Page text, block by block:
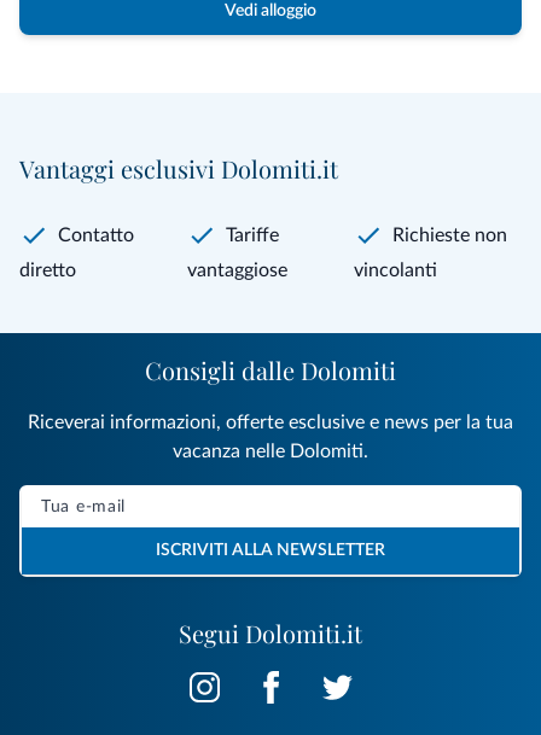
Vedi alloggio
Vantaggi esclusivi Dolomiti.it
Contatto
diretto
Tariffe
vantaggiose
Richieste non
vincolanti
Segui Dolomiti.it
Consigli dalle Dolomiti
Riceverai informazioni, offerte esclusive e news per la tua
vacanza nelle Dolomiti.
ISCRIVITI ALLA NEWSLETTER